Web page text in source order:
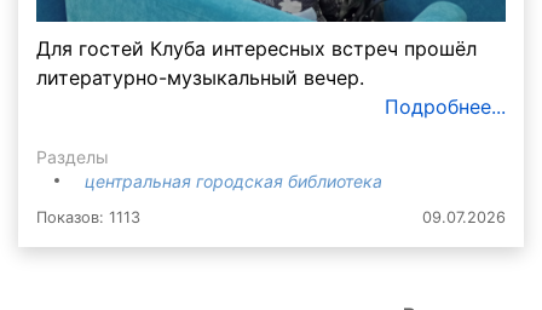
Для гостей Клуба интересных встреч прошёл
литературно-музыкальный вечер.
Подробнее...
Разделы
центральная городская библиотека
Показов: 1113 09.07.2026